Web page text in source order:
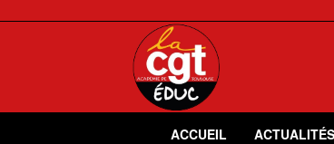
ACCUEIL ACTUALITÉS